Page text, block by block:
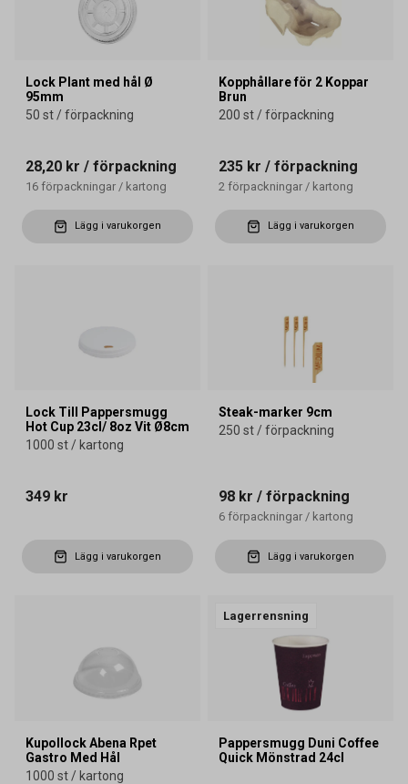
Lock Plant med hål Ø
95mm
50 st / förpackning
28,20 kr / förpackning
16 förpackningar / kartong
Lägg i varukorgen
Kopphållare för 2 Koppar
Brun
200 st / förpackning
235 kr / förpackning
2 förpackningar / kartong
Lägg i varukorgen
Lock Till Pappersmugg
Hot Cup 23cl/ 8oz Vit Ø8cm
1000 st / kartong
349 kr
Lägg i varukorgen
Steak-marker 9cm
250 st / förpackning
98 kr / förpackning
6 förpackningar / kartong
Lägg i varukorgen
Kupollock Abena Rpet
Gastro Med Hål
1000 st / kartong
Lagerrensning
Pappersmugg Duni Coffee
Quick Mönstrad 24cl